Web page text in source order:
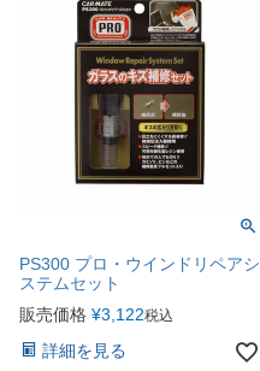
PS300 プロ・ウインドリペアシ
ステムセット
販売価格 ¥3,122税込
詳細を見る